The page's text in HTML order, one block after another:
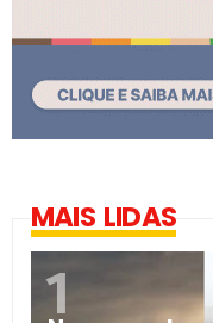
MAIS LIDAS